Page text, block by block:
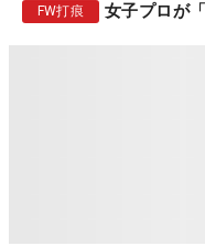
FW打痕 女子プロが